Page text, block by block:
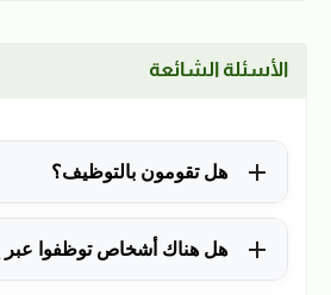
الأسئلة الشائعة
هل تقومون بالتوظيف؟
للأسف لا، في الوقت الحالي نقوم
المتاحة.هل هناك أشخاص توظفوا عبر